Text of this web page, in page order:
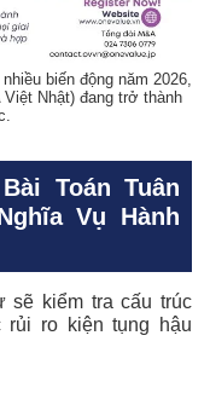
biến động năm 2026,
Nhật) đang trở thành
Toán Tuân
Vụ Hành
sẽ kiểm tra cấu trúc
ro kiện tụng hậu